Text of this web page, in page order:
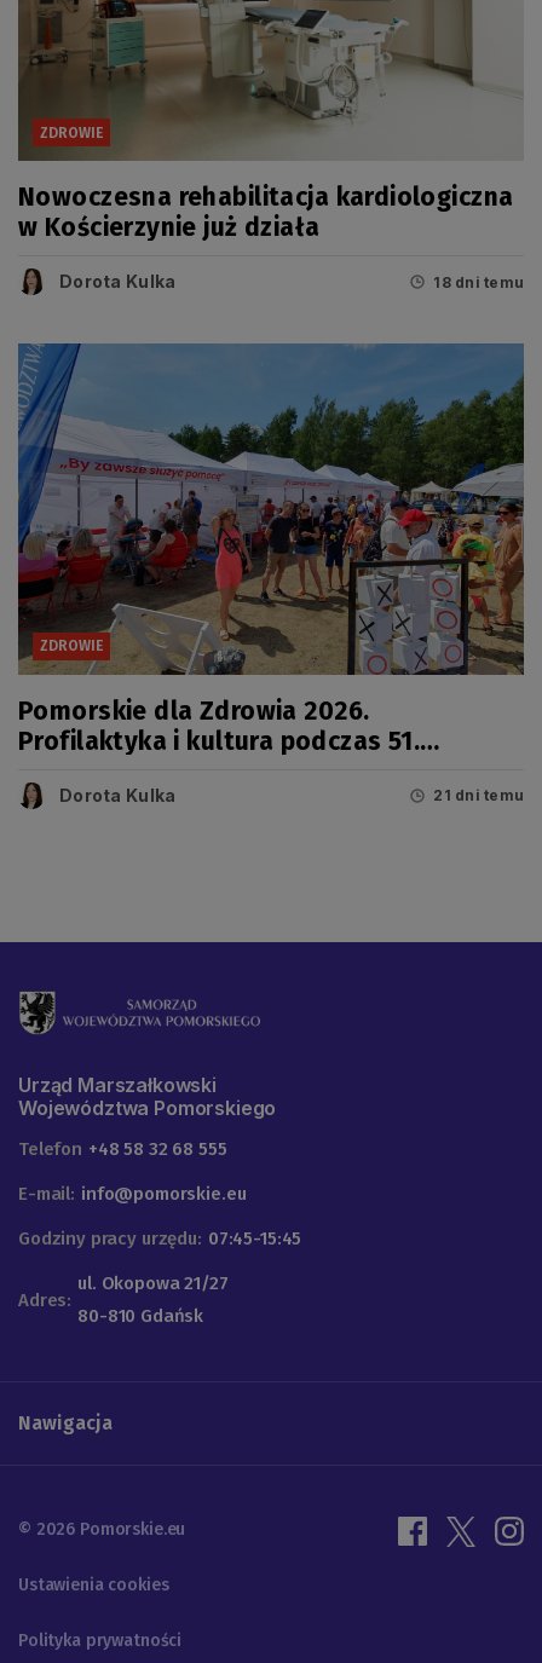
ZDROWIE
Nowoczesna rehabilitacja kardiologiczna
w Kościerzynie już działa
Dorota Kulka 18 dni temu
ZDROWIE
Pomorskie dla Zdrowia 2026.
Profilaktyka i kultura podczas 51.
Dorota Kulka 21 dni temu
Urząd Marszałkowski
Województwa Pomorskiego
Telefon +48 58 32 68 555
E-mail: info@pomorskie.eu
Godziny pracy urzędu: 07:45-15:45
Adres:
ul. Okopowa 21/27
80-810 Gdańsk
Nawigacja
© 2026 Pomorskie.eu
Ustawienia cookies
Polityka prywatności